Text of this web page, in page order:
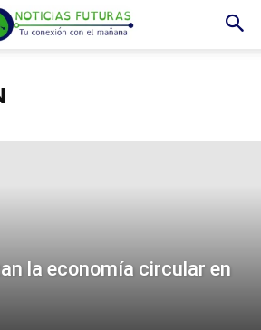
la economía circular en